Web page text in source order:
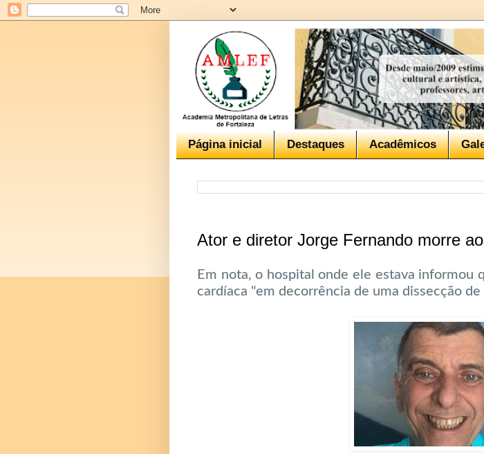
Página inicial Destaques Acadêmicos
Ator e diretor Jorge Fernando morre
Em nota, o hospital onde ele estava informou
cardíaca "em decorrência de uma dissecção